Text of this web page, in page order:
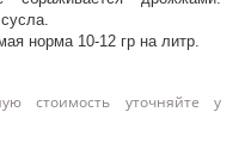
норма 10-12 гр на литр.
стоимость уточняйте у